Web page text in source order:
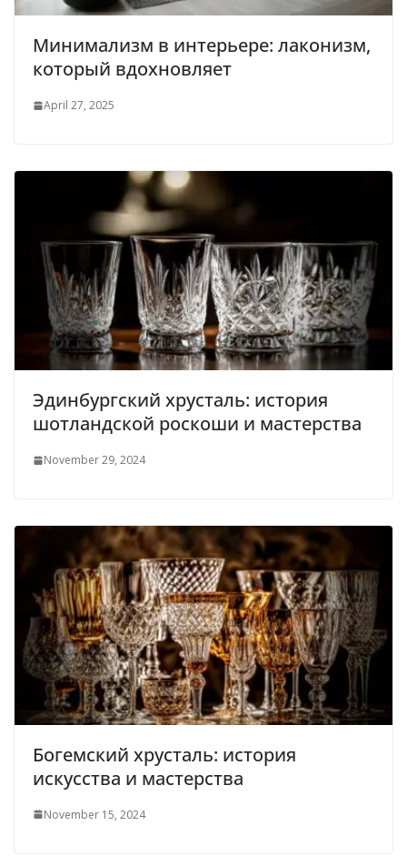
Минимализм в интерьере: лаконизм,
который вдохновляет
April 27, 2025
Эдинбургский хрусталь: история
шотландской роскоши и мастерства
November 29, 2024
Богемский хрусталь: история
искусства и мастерства
November 15, 2024